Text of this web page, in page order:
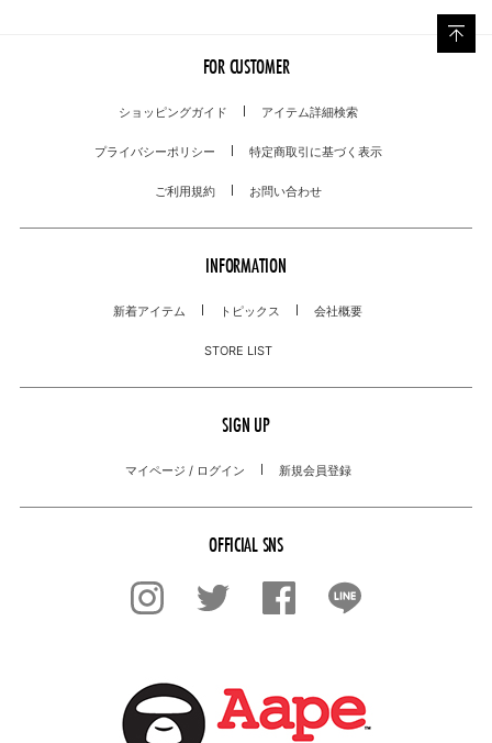
FOR CUSTOMER
ショッピングガイド アイテム詳細検索
プライバシーポリシー 特定商取引に基づく表示
ご利用規約 お問い合わせ
INFORMATION
新着アイテム トピックス 会社概要
STORE LIST
SIGN UP
マイページ / ログイン 新規会員登録
OFFICIAL SNS